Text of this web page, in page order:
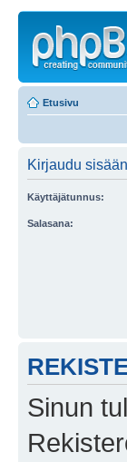
Etusivu
Kirjaudu
Käyttäjätunnus:
Salasana:
Sinun